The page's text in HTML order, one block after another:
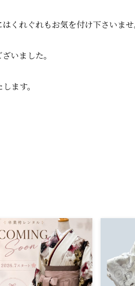
くれぐれもお気を付け下さいませ
いました。
ます。